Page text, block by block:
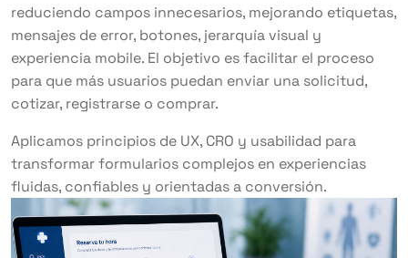
reduciendo campos innecesarios, mejorando etiquetas,
mensajes de error, botones, jerarquía visual y
experiencia mobile. El objetivo es facilitar el proceso
para que más usuarios puedan enviar una solicitud,
cotizar, registrarse o comprar.
Aplicamos principios de UX, CRO y usabilidad para
transformar formularios complejos en experiencias
fluidas, confiables y orientadas a conversión.